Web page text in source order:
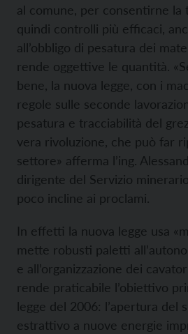
al comune, per consentirne la
quindi controlli più efficaci,
all’obbligo di pesatura dei
rende oggettive le quantità.
bene, la nuova legge, con i
regole sulle seconde
pesatura e tracciabilità del
vera rivoluzione, che può far
settore» afferma l’ing.
dirigente del Servizio
poco incline ai proclami.
In effetti la nuova legge usa
mette robusti paletti
e all’organizzazione dei
rende praticabile l’obiettivo
legge del 2006: l’apertura del
estrattivo a nuove energie